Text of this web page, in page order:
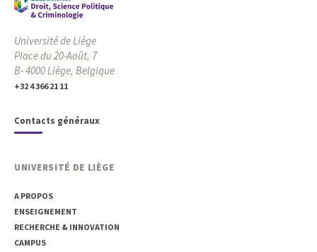
Université de Liège
Place du 20-Août, 7
B- 4000 Liège, Belgique
+32 4 366 21 11
Contacts généraux
UNIVERSITÉ DE LIÈGE
A PROPOS
ENSEIGNEMENT
RECHERCHE & INNOVATION
CAMPUS